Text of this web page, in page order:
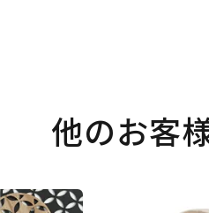
他のお客